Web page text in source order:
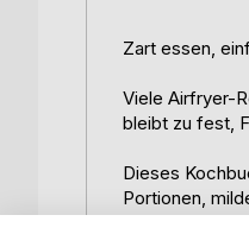
Zart essen,
Viele Airfryer-
bleibt zu fest,
Dieses
Portionen,